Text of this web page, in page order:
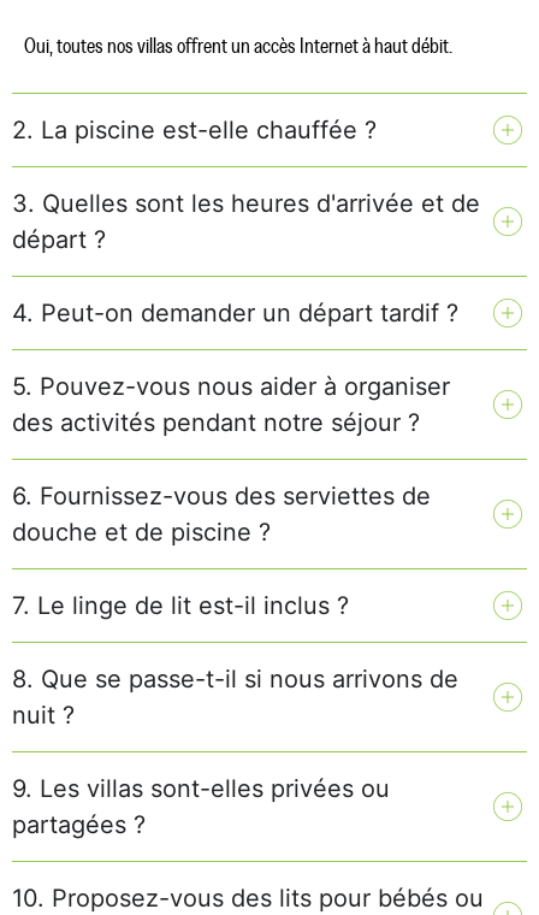
Oui, toutes nos villas offrent un accès Internet à haut débit.
2. La piscine est-elle chauffée ?
3. Quelles sont les heures d'arrivée et de
départ ?
4. Peut-on demander un départ tardif ?
5. Pouvez-vous nous aider à organiser
des activités pendant notre séjour ?
6. Fournissez-vous des serviettes de
douche et de piscine ?
7. Le linge de lit est-il inclus ?
8. Que se passe-t-il si nous arrivons de
nuit ?
9. Les villas sont-elles privées ou
partagées ?
10. Proposez-vous des lits pour bébés ou